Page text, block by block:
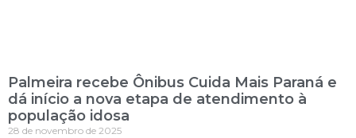
Palmeira recebe Ônibus Cuida Mais Paraná e
dá início a nova etapa de atendimento à
população idosa
28 de novembro de 2025